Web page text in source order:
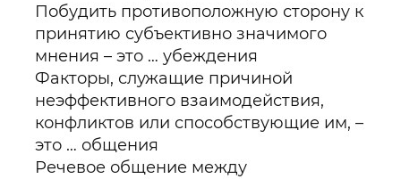
Побудить противоположную сторону к
принятию субъективно значимого
мнения – это … убеждения
Факторы, служащие причиной
неэффективного взаимодействия,
конфликтов или способствующие им, –
это … общения
Речевое общение между